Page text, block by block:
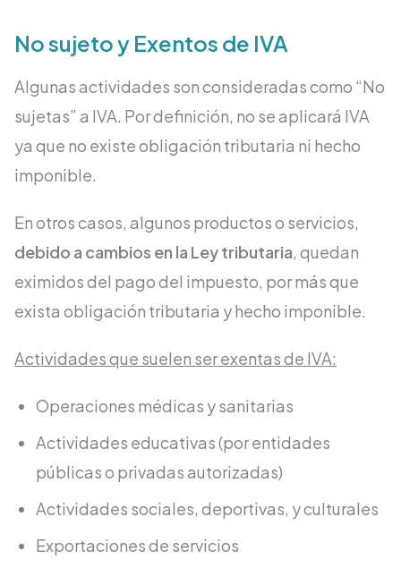
No sujeto y Exentos de IVA
Algunas actividades son consideradas como “No
sujetas” a IVA. Por definición, no se aplicará IVA
ya que no existe obligación tributaria ni hecho
imponible.
En otros casos, algunos productos o servicios,
debido a cambios en la Ley tributaria, quedan
eximidos del pago del impuesto, por más que
exista obligación tributaria y hecho imponible.
Actividades que suelen ser exentas de IVA:
Operaciones médicas y sanitarias
Actividades educativas (por entidades
públicas o privadas autorizadas)
Actividades sociales, deportivas, y culturales
Exportaciones de servicios